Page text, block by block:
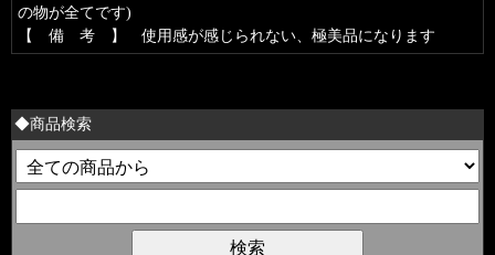
の物が全てです)
【 備 考 】 使用感が感じられない、極美品になります
◆商品検索